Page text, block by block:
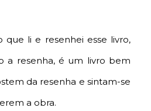
li e resenhei esse livro,
a resenha, é um livro bem
da resenha e sintam-se
a obra.